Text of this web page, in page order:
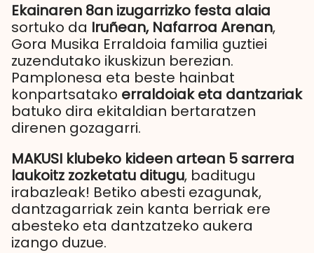
Ekainaren 8an izugarrizko festa alaia
sortuko da Iruñean, Nafarroa Arenan,
Gora Musika Erraldoia familia guztiei
zuzendutako ikuskizun berezian.
Pamplonesa eta beste hainbat
konpartsatako erraldoiak eta dantzariak
batuko dira ekitaldian bertaratzen
direnen gozagarri.
MAKUSI klubeko kideen artean 5 sarrera
laukoitz zozketatu ditugu, baditugu
irabazleak! Betiko abesti ezagunak,
dantzagarriak zein kanta berriak ere
abesteko eta dantzatzeko aukera
izango duzue.